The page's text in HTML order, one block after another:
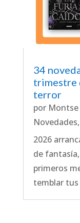
34
trimestre
terror
por
Novedades,
2026
de
primeros
temblar